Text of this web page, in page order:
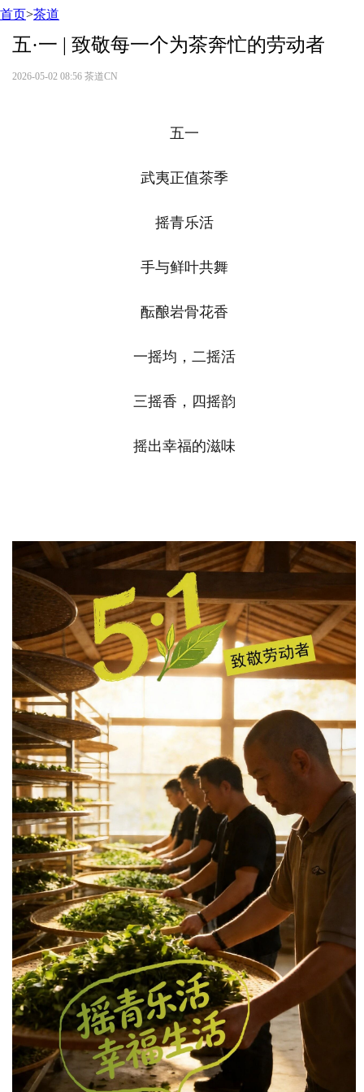
首页>茶道
五·一 | 致敬每一个为茶奔忙的劳动者
2026-05-02 08:56 茶道CN
五一
武夷正值茶季
摇青乐活
手与鲜叶共舞
酝酿岩骨花香
一摇均，二摇活
三摇香，四摇韵
摇出幸福的滋味